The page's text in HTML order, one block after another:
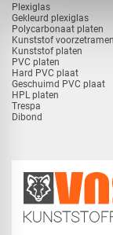
Plexiglas
Gekleurd plexiglas
Polycarbonaat platen
Kunststof voorzetramen
Kunststof platen
PVC platen
Hard PVC plaat
Geschuimd PVC plaat
HPL platen
Trespa
Dibond